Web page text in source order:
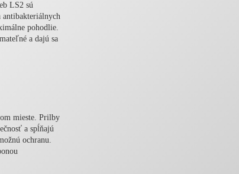
LS2 sú
antibakteriálnych
pohodlie.
a dajú sa
mieste. Prilby
a spĺňajú
ochranu.